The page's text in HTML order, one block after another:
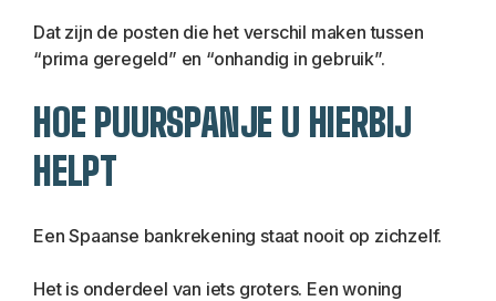
Dat zijn de posten die het verschil maken tussen
“prima geregeld” en “onhandig in gebruik”.
HOE PUURSPANJE U HIERBIJ
HELPT
Een Spaanse bankrekening staat nooit op zichzelf.
Het is onderdeel van iets groters. Een woning